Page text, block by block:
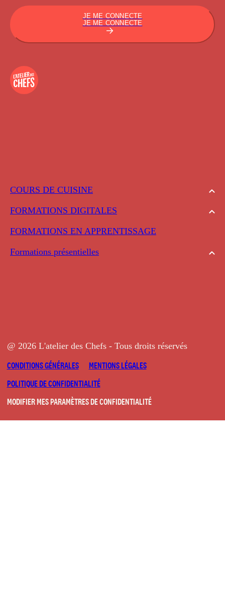
COURS DE CUISINE
FORMATIONS DIGITALES
FORMATIONS EN APPRENTISSAGE
Formations présentielles
JE ME CONNECTE
JE ME CONNECTE
@ 2026 L'atelier des Chefs - Tous droits réservés
CONDITIONS GÉNÉRALES
MENTIONS LÉGALES
POLITIQUE DE CONFIDENTIALITÉ
MODIFIER MES PARAMÈTRES DE CONFIDENTIALITÉ